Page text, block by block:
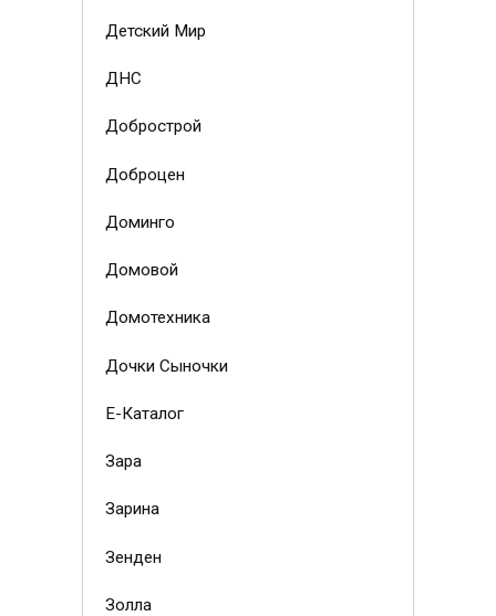
Детский Мир
ДНС
Добрострой
Доброцен
Доминго
Домовой
Домотехника
Дочки Сыночки
Е-Каталог
Зара
Зарина
Зенден
Золла